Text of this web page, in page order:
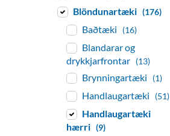
Blöndunartæki (176)
Baðtæki (16)
Blandarar og
drykkjarfrontar (13)
Brynningartæki (1)
Handlaugartæki (51)
Handlaugartæki
hærri (9)